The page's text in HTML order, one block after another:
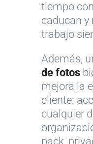
tiempo
caducan y
trabajo
Además,
de fotos
mejora la
cliente:
cualquier
pack,